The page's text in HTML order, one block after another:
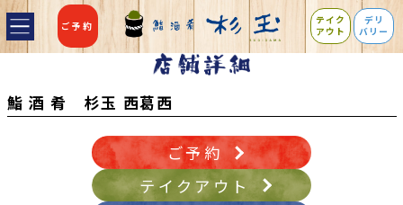
ご予約
テイク
アウト
デリ
バリー
鮨 酒 肴 杉玉 西葛西
ご予約
テイクアウト